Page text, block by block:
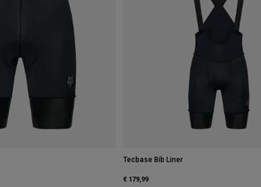
Tecbase Bib Liner
€ 179,99